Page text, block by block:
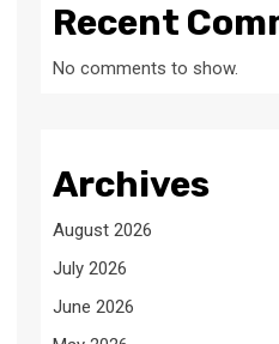
Recent
No comments to show.
Archives
August 2026
July 2026
June 2026